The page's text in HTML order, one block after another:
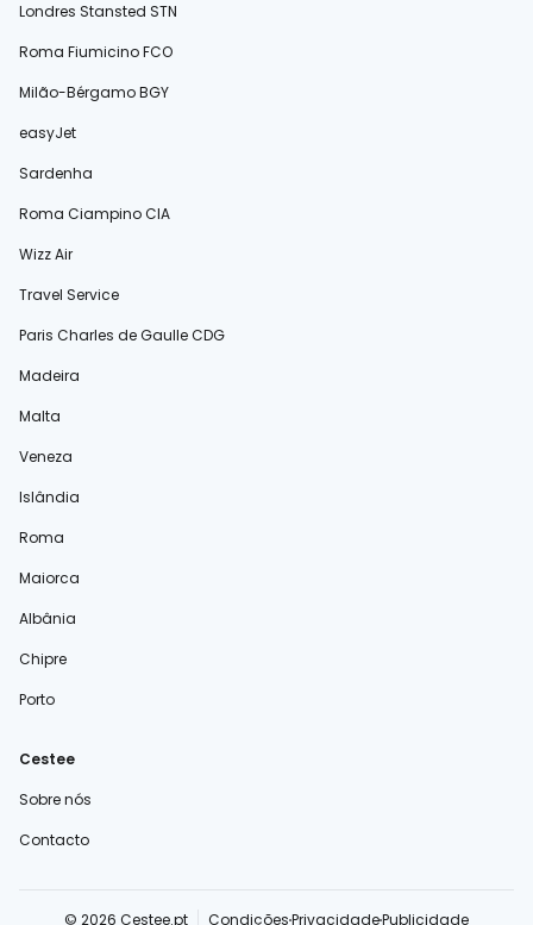
Londres Stansted STN
Roma Fiumicino FCO
Milão-Bérgamo BGY
easyJet
Sardenha
Roma Ciampino CIA
Wizz Air
Travel Service
Paris Charles de Gaulle CDG
Madeira
Malta
Veneza
Islândia
Roma
Maiorca
Albânia
Chipre
Porto
Cestee
Sobre nós
Contacto
© 2026 Cestee.pt CondiçõesPrivacidadePublicidade